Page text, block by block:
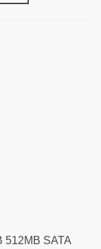
512MB SATA